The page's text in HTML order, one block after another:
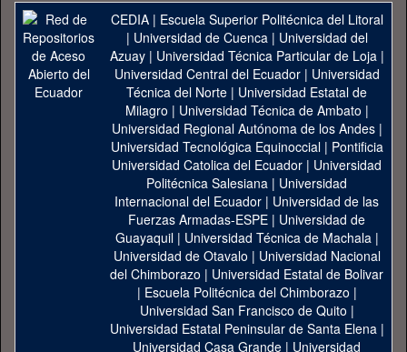
CEDIA| Escuela Superior Politécnica del Litoral
| Universidad de Cuenca| Universidad del
Azuay| Universidad Técnica Particular de Loja|
Universidad Central del Ecuador| Universidad
Técnica del Norte | Universidad Estatal de
Milagro | Universidad Técnica de Ambato |
Universidad Regional Autónoma de los Andes|
Universidad Tecnológica Equinoccial| Pontificia
Universidad Catolica del Ecuador | Universidad
Politécnica Salesiana | Universidad
Internacional del Ecuador | Universidad de las
Fuerzas Armadas-ESPE | Universidad de
Guayaquil| Universidad Técnica de Machala|
Universidad de Otavalo | Universidad Nacional
del Chimborazo | Universidad Estatal de Bolivar
| Escuela Politécnica del Chimborazo |
Universidad San Francisco de Quito |
Universidad Estatal Peninsular de Santa Elena|
Universidad Casa Grande | Universidad